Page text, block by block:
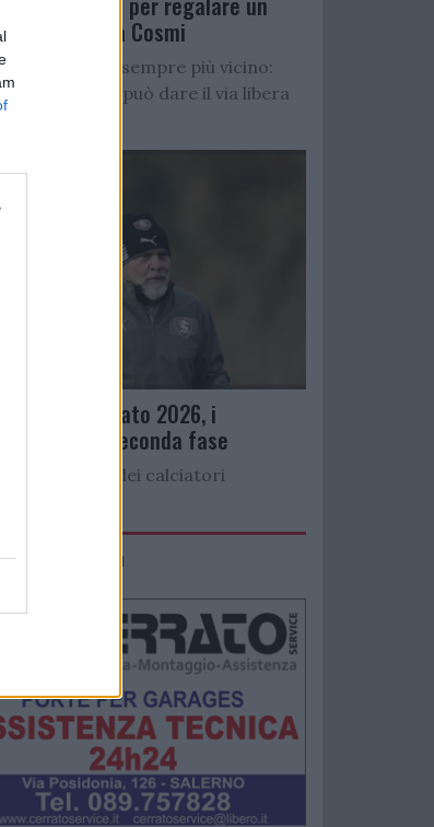
a Cosmi
D’Ursi sempre più vicino:
al Sorrento può dare il via libera
precampionato 2026, i
per la seconda fase
l’elenco dei calciatori
per...
Promosolution